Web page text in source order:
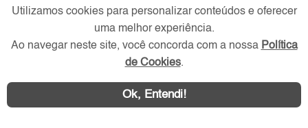
dos bairros com melhor qualidade de vida
na Capital. Como o comércio e o lazer
ainda têm para onde crescer, essas são
grandes oportunidades de negócios para
Utilizamos cookies para personalizar conteúdos e oferecer
uma melhor experiência.
Ao navegar neste site, você concorda com a nossa Política
de Cookies.
Ok, Entendi!